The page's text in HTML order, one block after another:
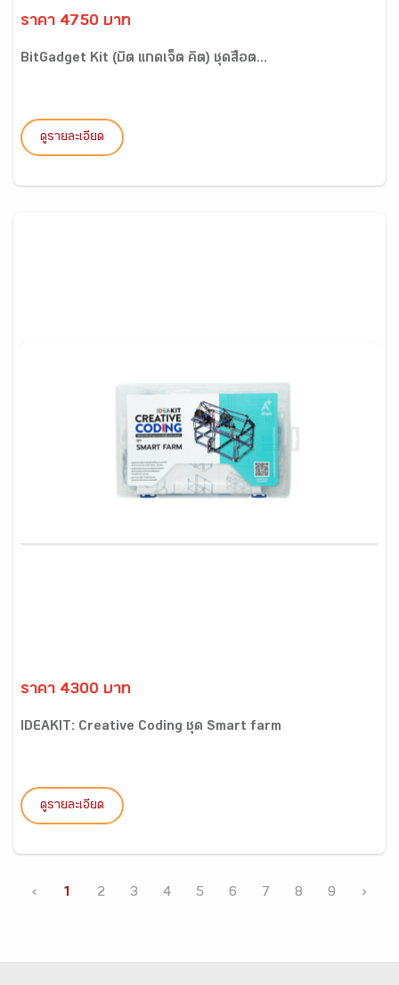
ราคา 4750 บาท
BitGadget Kit (บิต แกดเจ็ต คิต) ชุดสื่อต...
ดูรายละเอียด
ราคา 4300 บาท
IDEAKIT: Creative Coding ชุด Smart farm
ดูรายละเอียด
‹ 1 2 3 4 5 6 7 8 9 ›